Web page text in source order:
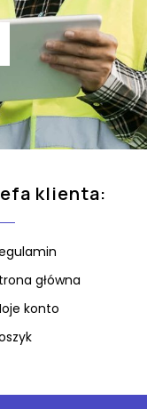
klienta:
główna
konto